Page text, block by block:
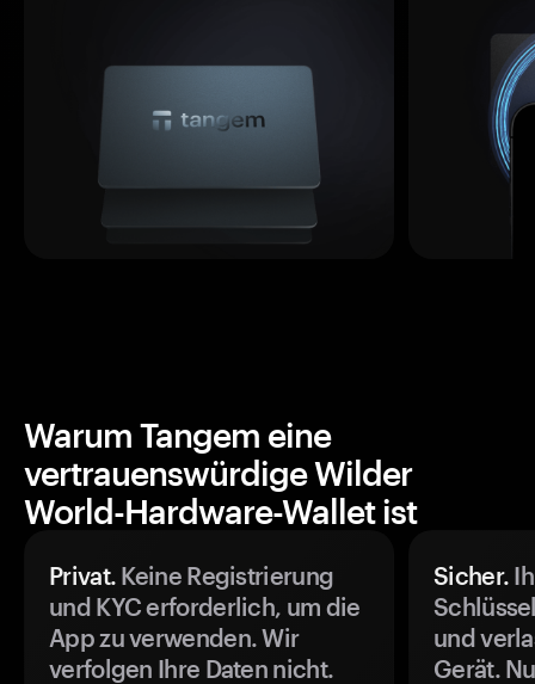
Warum Tangem eine
vertrauenswürdige Wilder
World-Hardware-Wallet ist
Privat. Keine Registrierung
und KYC erforderlich, um die
App zu verwenden. Wir
verfolgen Ihre Daten nicht.
Sicher.
und
Gerät.